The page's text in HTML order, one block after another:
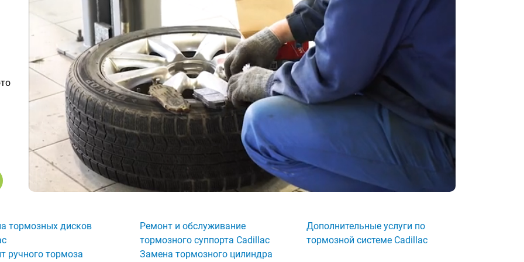
тормозных дисков
Ремонт и обслуживание
тормозного суппорта Cadillac
Дополнительные услуги по
тормозной системе Cadillac
ручного тормоза
Замена тормозного цилиндра